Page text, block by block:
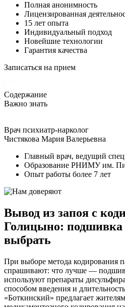
Полная анонимность
Лицензированная
15 лет опыта
Индивидуальный подход
Новейшие технологии
Гарантия качества
Записаться на прием
Содержание
Важно знать
Врач психиатр-нарколог
Чистякова Мария Валерьевна
Главный врач, ведущий
Образование РНИМУ им.
Опыт работы более 7 лет
Вывод из запоя с
Голицыно:
выбрать
При выборе метода кодирования
спрашивают: что лучше —
используют препараты
способом введения и
«Боткинский» предлагает